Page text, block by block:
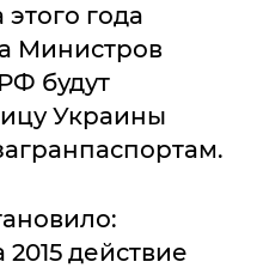
года
Министров
будут
Украины
2015 действие